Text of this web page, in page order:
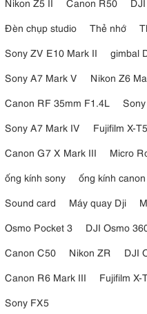
Đèn chụp studio
Thẻ nhớ
Sony ZV E10 Mark II
gimbal
Sony A7 Mark V
Nikon Z6
Canon RF 35mm F1.4L
Sony A7 Mark IV
Fujifilm X-
Canon G7 X Mark III
Micro
ống kính sony
ống kính canon
Sound card
Máy quay Dji
Osmo Pocket 3
DJI Osmo
Canon C50
Nikon ZR DJI
Canon R6 Mark III
Fujifilm X-
Sony FX5